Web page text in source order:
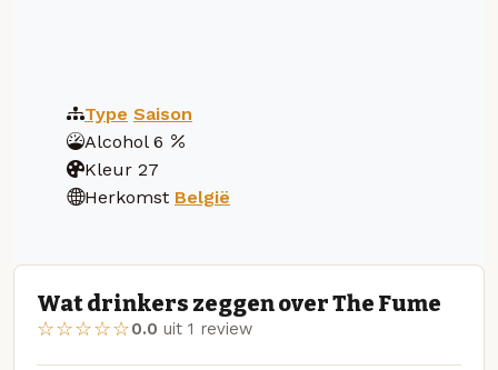
Type Saison
Alcohol 6
Kleur 27
Herkomst België
Wat drinkers zeggen over The Fume
☆☆☆☆☆0.0 uit 1 review